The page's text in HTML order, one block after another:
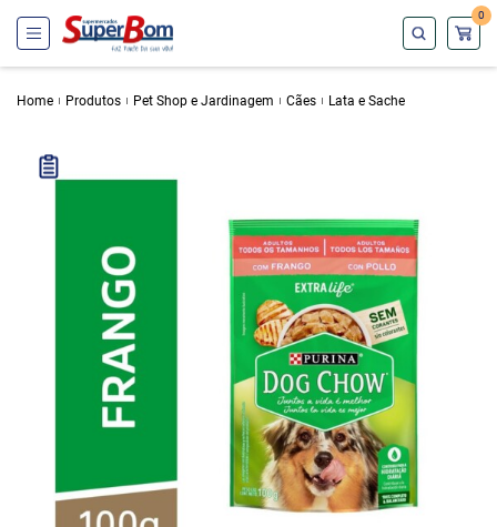
0
Home Produtos Pet Shop e Jardinagem Cães Lata e Sache